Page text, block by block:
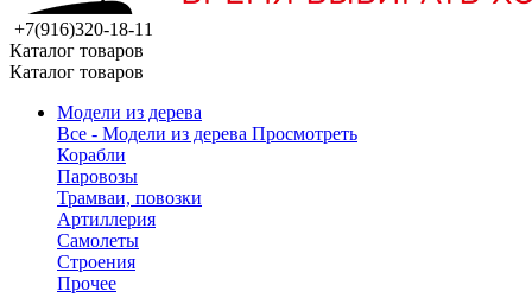
+7(916)320-18-11
Каталог товаров
Каталог товаров
Модели из дерева
Все - Модели из дерева Просмотреть
Корабли
Паровозы
Трамваи, повозки
Артиллерия
Самолеты
Строения
Прочее